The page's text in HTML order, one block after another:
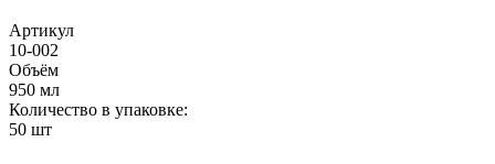
Артикул
10-002
Объём
950 мл
Количество в упаковке:
50 шт